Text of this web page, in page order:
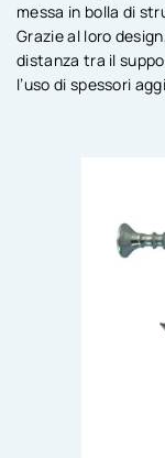
messa in bolla di
Grazie al loro
distanza tra il
l’uso di spessori